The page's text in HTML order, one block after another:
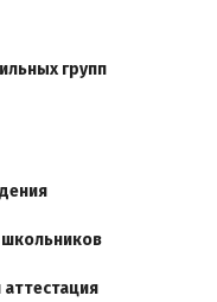
групп
школьников
аттестация